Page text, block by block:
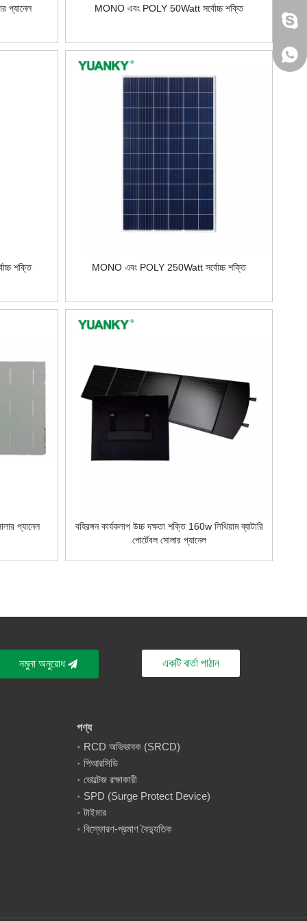
প্যানেল MONO এবং POLY 50Watt সর্বোচ্চ শক্তি
শক্তি MONO এবং POLY 250Watt সর্বোচ্চ শক্তি
প্যানেল
বহিরঙ্গন কার্যকলাপ উচ্চ দক্ষতা শক্তি 160w লিথিয়াম ব্যাটারি
পোর্টেবল সোলার প্যানেল
নমুনা অনুরোধ একটি বার্তা পাঠান
পণ্য
RCD অভিভাবক (SRCD)
পিআরসিডি
ভোল্টেজ রক্ষাকারী
SPD (Surge Protect Device)
টাইমার
বিস্ফোরণ-প্রমাণ বৈদ্যুতিক
+86